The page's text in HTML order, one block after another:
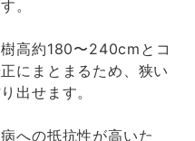
。
高約180〜240cmとコ
にまとまるため、狭い
出せます。
への抵抗性が高いた